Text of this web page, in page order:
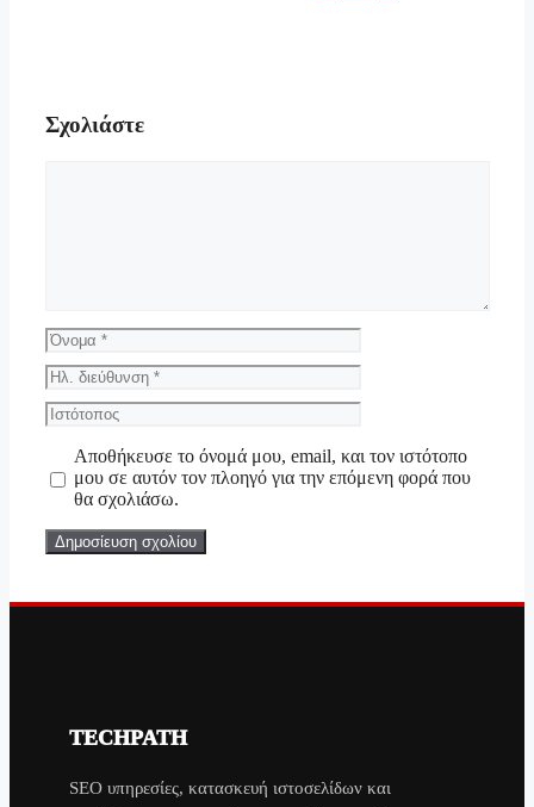
Σχολιάστε
Όνομα
Ηλ.
διεύθυνση
Ιστότοπος
Αποθήκευσε το όνομά μου, email, και τον ιστότοπο
μου σε αυτόν τον πλοηγό για την επόμενη φορά που
θα σχολιάσω.
TECHPATH
SEO υπηρεσίες, κατασκευή ιστοσελίδων και